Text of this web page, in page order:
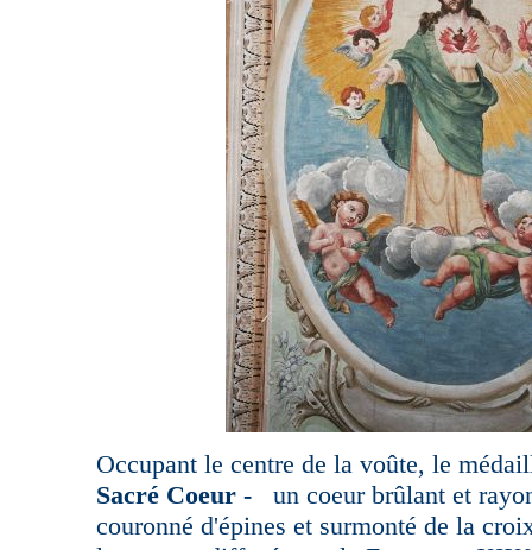
Occupant le centre de la voûte, le
Sacré Coeur -
un coeur brûlant et
couronné d'épines et surmonté de la